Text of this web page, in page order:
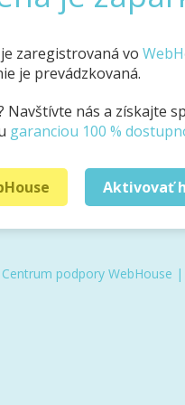
zaregistrovaná vo
je prevádzkovaná.
Navštívte nás a získajte
garanciou 100 %
Aktivovať
Centrum podpory WebHouse |